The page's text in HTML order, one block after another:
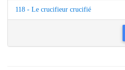
118 - Le crucifieur crucifié